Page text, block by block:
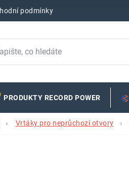
podmínky
PRODUKTY RECORD POWER
Vrtáky pro neprůchozí otvory